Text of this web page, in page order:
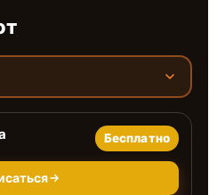
Бесплатно